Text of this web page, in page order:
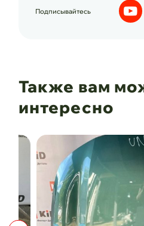
Подписывайтесь
Также вам
интересно